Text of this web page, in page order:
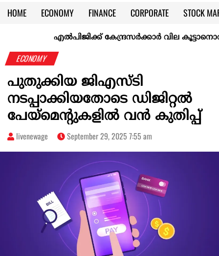
HOME ECONOMY FINANCE CORPORATE
STOCK
KERALA @70
എല്‍പിജിക്ക് കേന്ദ്രസർക്കാർ വില
ECONOMY
പുതുക്കിയ ജിഎസ്ടി
നടപ്പാക്കിയതോടെ ഡിജിറ്റൽ
പേയ്മെന്‍റുകളിൽ വൻ കുതിപ്പ്
livenewage September 29, 2025 7:55 am